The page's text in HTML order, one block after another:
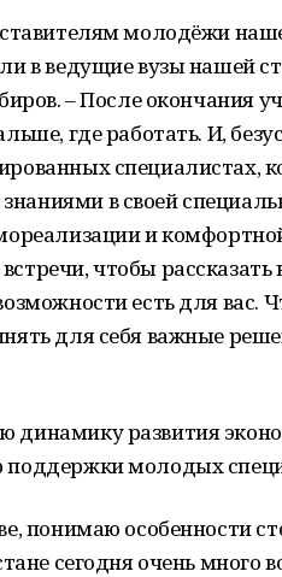
молодёжи
в ведущие вузы нашей
– После окончания
где работать. И,
специалистах,
в своей
и
чтобы рассказать
есть для вас.
для себя важные
динамику развития
поддержки молодых
понимаю особенности
сегодня очень много